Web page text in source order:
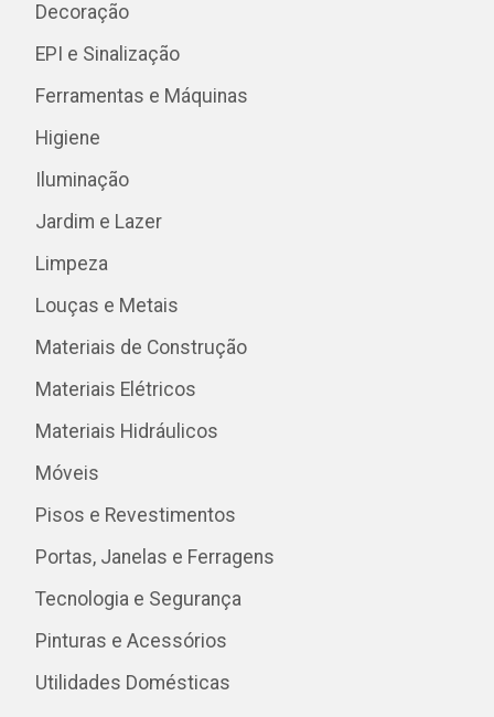
Decoração
EPI e Sinalização
Ferramentas e Máquinas
Higiene
Iluminação
Jardim e Lazer
Limpeza
Louças e Metais
Materiais de Construção
Materiais Elétricos
Materiais Hidráulicos
Móveis
Pisos e Revestimentos
Portas, Janelas e Ferragens
Tecnologia e Segurança
Pinturas e Acessórios
Utilidades Domésticas